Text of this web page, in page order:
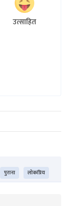
उत्साहित
पुराना लोकप्रिय